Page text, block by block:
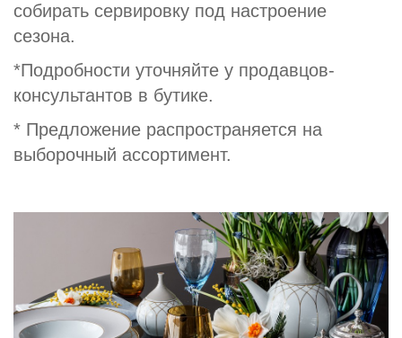
собирать сервировку под настроение
сезона.
*Подробности уточняйте у продавцов-
консультантов в бутике.
* Предложение распространяется на
выборочный ассортимент.